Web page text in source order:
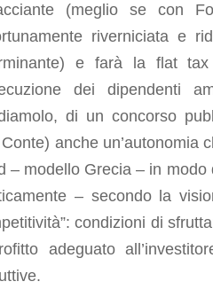
(meglio se con
riverniciata e
e farà la flat
dei dipendenti
di un concorso
anche un’autonomia
– modello Grecia – in
– secondo la
condizioni di
adeguato